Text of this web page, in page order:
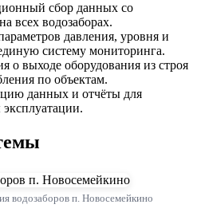
сбор данных со
всех водозаборах.
давления, уровня и
систему мониторинга.
о выходе оборудования из строя
по объектам.
данных и отчёты для
водозаборов п. Новосемейкино